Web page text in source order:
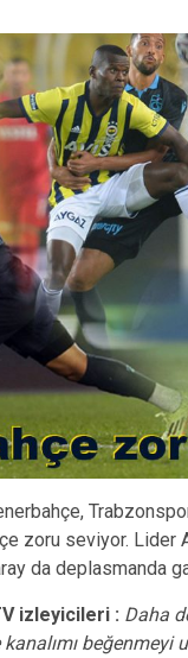
zoru seviyor.
da deplasmanda
izleyicileri : Daha
beğenmeyi